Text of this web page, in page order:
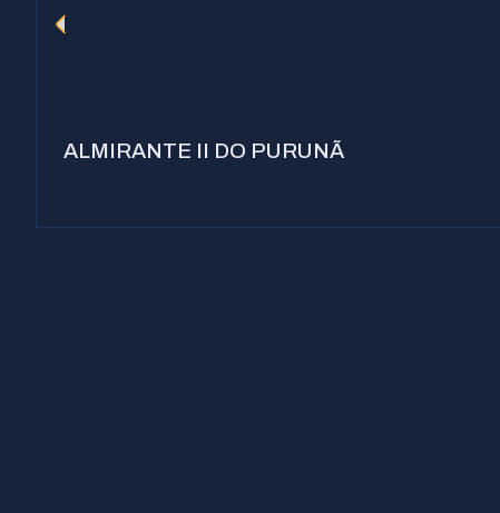
ALMIRANTE II DO PURUNÃ